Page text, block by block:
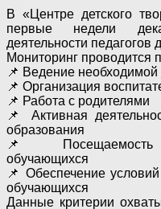
В «Центре детского
первые недели
деятельности педагогов
Мониторинг проводится
📌 Ведение необходимой
📌 Организация
📌 Работа с родителями
📌 Активная
образования
📌 Посещаемость
обучающихся
📌 Обеспечение
обучающихся
Данные критерии